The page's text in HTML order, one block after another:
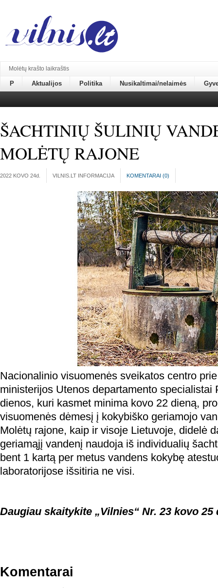
Molėtų krašto laikraštis
P Aktualijos Politika Nusikaltimai/nelaimės
ŠACHTINIŲ ŠULINIŲ
MOLĖTŲ RAJONE
2022 KOVO 24d. VILNIS.LT INFORMACIJA KOMENTARAI (0)
Nacionalinio visuomenės sveikatos centro
ministerijos Utenos departamento specialistai
dienos, kuri kasmet minima kovo 22 dieną,
visuomenės dėmesį į kokybiško geriamojo
Molėtų rajone, kaip ir visoje Lietuvoje, didelė
geriamąjį vandenį naudoja iš individualių
bent 1 kartą per metus vandens kokybę
laboratorijose išsitiria ne visi.
Daugiau skaitykite „Vilnies“ Nr. 23 kovo 25
Komentarai